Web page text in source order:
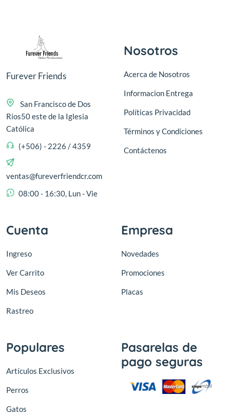
Furever Friends
San Francisco de Dos
Ríos50 este de la Iglesia
Católica
(+506) - 2226 / 4359
ventas@fureverfriendcr.com
08:00 - 16:30, Lun - Vie
Nosotros
Acerca de Nosotros
Informacion Entrega
Políticas Privacidad
Términos y Condiciones
Contáctenos
Cuenta
Ingreso
Ver Carrito
Mis Deseos
Rastreo
Empresa
Novedades
Promociones
Placas
Populares
Artículos Exclusivos
Perros
Gatos
Pasarelas de
pago seguras